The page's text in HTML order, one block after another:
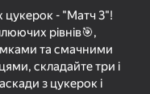
Castle Match 3 Puzzle
Лудо
цукерок - "Матч 3"!
рівнів🎯,
та смачними
складайте три і
з цукерок і